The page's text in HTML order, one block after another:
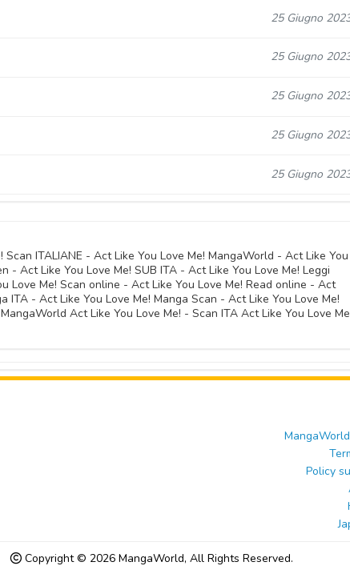
25 Giugno
25 Giugno
25 Giugno
25 Giugno
25 Giugno
ITALIANE - Act Like You Love Me! MangaWorld - Act Like You
- Act Like You Love Me! SUB ITA - Act Like You Love Me! Leggi
Love Me! Scan online - Act Like You Love Me! Read online - Act
ITA - Act Like You Love Me! Manga Scan - Act Like You Love Me!
Act Like You Love Me! - Scan ITA Act Like You Love
Policy
Copyright © 2026 MangaWorld, All Rights Reserved.